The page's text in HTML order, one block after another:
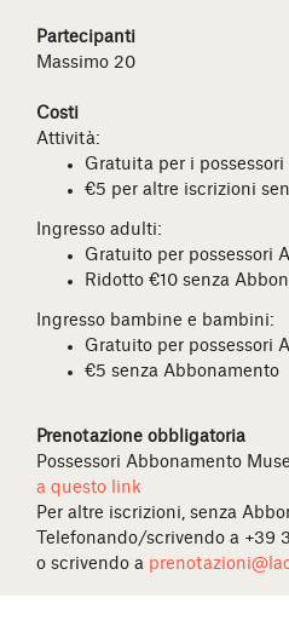
Partecipanti
Massimo 20
Costi
Attività:
Gratuita per i
€5 per altre iscrizioni
Ingresso adulti:
Gratuito per possessori
Ridotto €10 senza
Ingresso bambine e bambini:
Gratuito per possessori
€5 senza Abbonamento
Prenotazione obbligatoria
Possessori Abbonamento
a questo link
Per altre iscrizioni, senza
Telefonando/scrivendo a +39
o scrivendo a